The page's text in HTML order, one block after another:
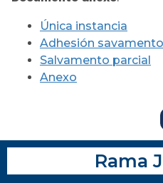
Única instancia
Adhesión savamento
Salvamento parcial
Anexo
Rama